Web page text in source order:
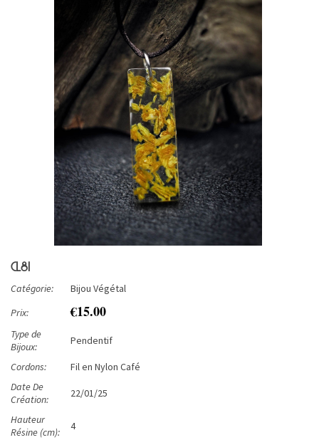
CL81
Catégorie:
Bijou Végétal
Prix:
€15.00
Type de
Bijoux:
Pendentif
Cordons:
Fil en Nylon Café
Date De
Création:
22/01/25
Hauteur
Résine (cm):
4